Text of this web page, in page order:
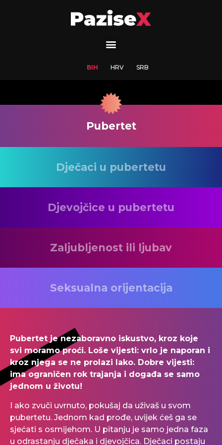
BIH HRV SRB
Pubertet
Dječaci u pubertetu
Djevojčice u pubertetu
Zaljubljenost ili ljubav
Seksualna orijentacija
Pubertet je nezaboravno iskustvo, kroz koje
svi moramo proći. Loše vijesti: vrlo je naporan i
kroz njega se ne prolazi lako. Dobre vijesti:
ima ograničen rok trajanja i događa se samo
jednom u životu!
I ako zvuči uvrnuto, pokušaj da uživaš u svom
pubertetu. Jednom kad prođe, uvijek ćeš ga se
sjećati s osmijehom. U pitanju je samo jedna faza
u odrastanju dječaka i djevojčica. Dječaci postaju